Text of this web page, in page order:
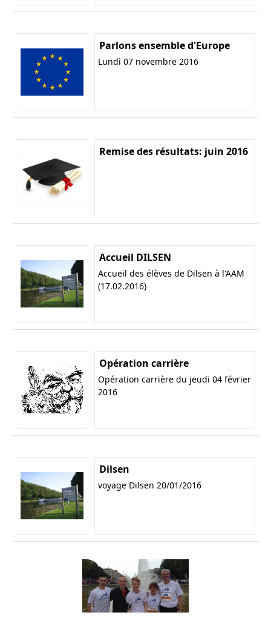
Parlons ensemble d'Europe
Lundi 07 novembre 2016
Remise des résultats: juin 2016
Accueil DILSEN
Accueil des élèves de Dilsen à l'AAM
(17.02.2016)
Opération carrière
Opération carrière du jeudi 04 février
2016
Dilsen
voyage Dilsen 20/01/2016